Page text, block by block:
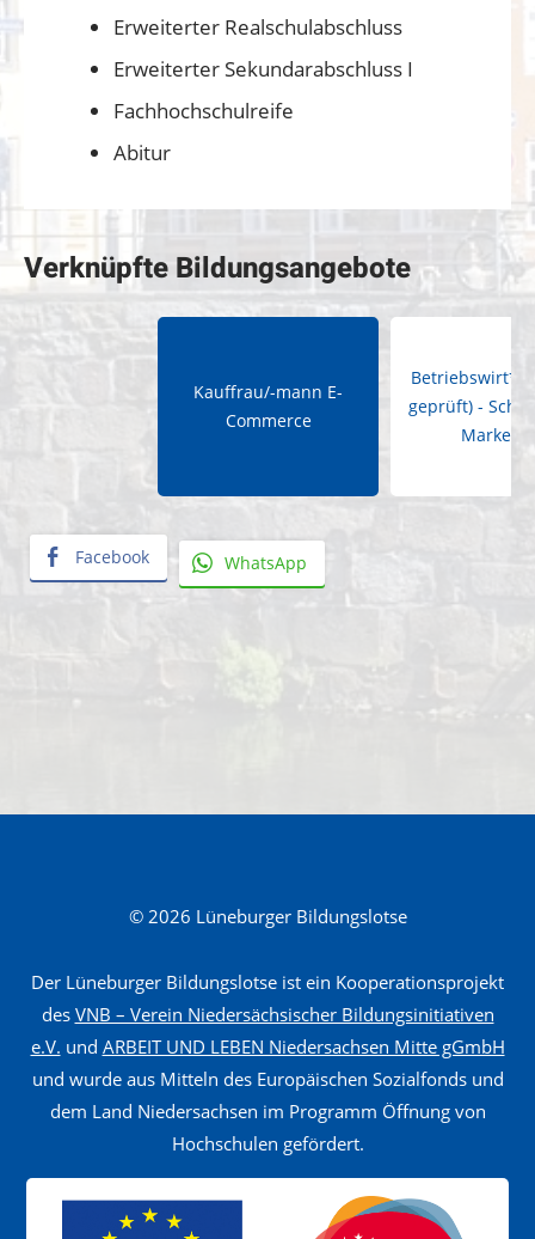
Erweiterter Realschulabschluss
Erweiterter Sekundarabschluss I
Fachhochschulreife
Abitur
Verknüpfte Bildungsangebote
Kauffrau/-mann E-
Commerce
geprüft) -
Facebook WhatsApp
© 2026 Lüneburger Bildungslotse
Der Lüneburger Bildungslotse ist ein Kooperationsprojekt
des VNB – Verein Niedersächsischer Bildungsinitiativen
e.V. und ARBEIT UND LEBEN Niedersachsen Mitte gGmbH
und wurde aus Mitteln des Europäischen Sozialfonds und
dem Land Niedersachsen im Programm Öffnung von
Hochschulen gefördert.